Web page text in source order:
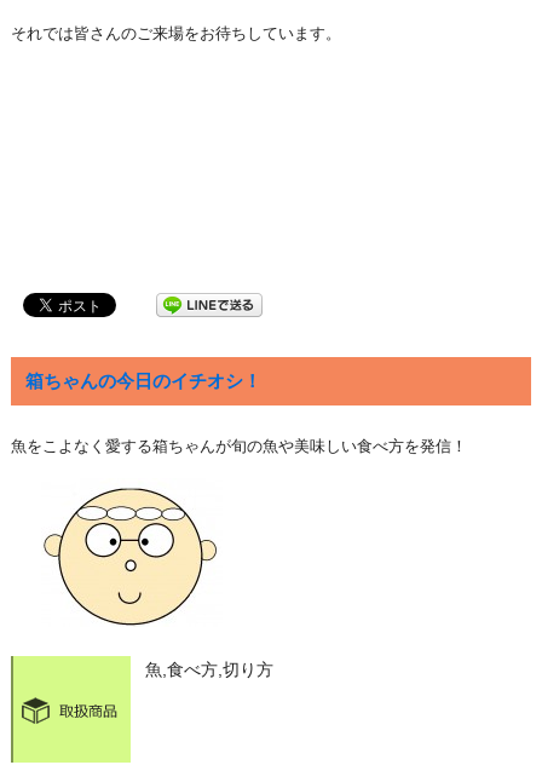
それでは皆さんのご来場をお待ちしています。
箱ちゃんの今日のイチオシ！
魚をこよなく愛する箱ちゃんが旬の魚や美味しい食べ方を発信！
魚,食べ方,切り方